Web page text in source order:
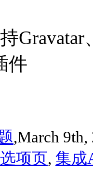
件
,March 9th,
选项页, 集成